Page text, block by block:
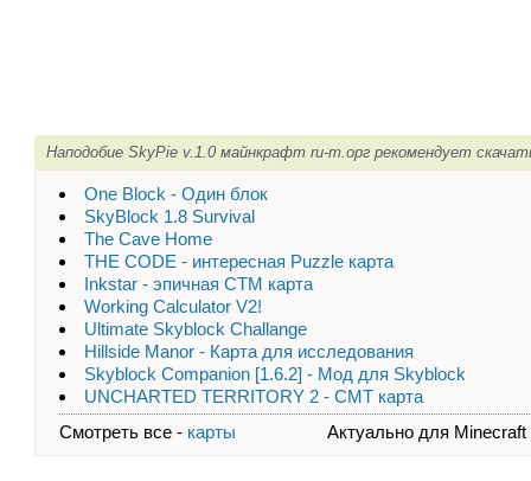
Наподобие SkyPie v.1.0 майнкрафт ru-m.орг рекомендует
One Block - Один блок
SkyBlock 1.8 Survival
The Cave Home
THE CODE - интересная Puzzle карта
Inkstar - эпичная CTM карта
Working Calculator V2!
Ultimate Skyblock Challange
Hillside Manor - Карта для исследования
Skyblock Companion [1.6.2] - Мод для Skyblock
UNCHARTED TERRITORY 2 - CMT карта
Смотреть все - карты Актуально для